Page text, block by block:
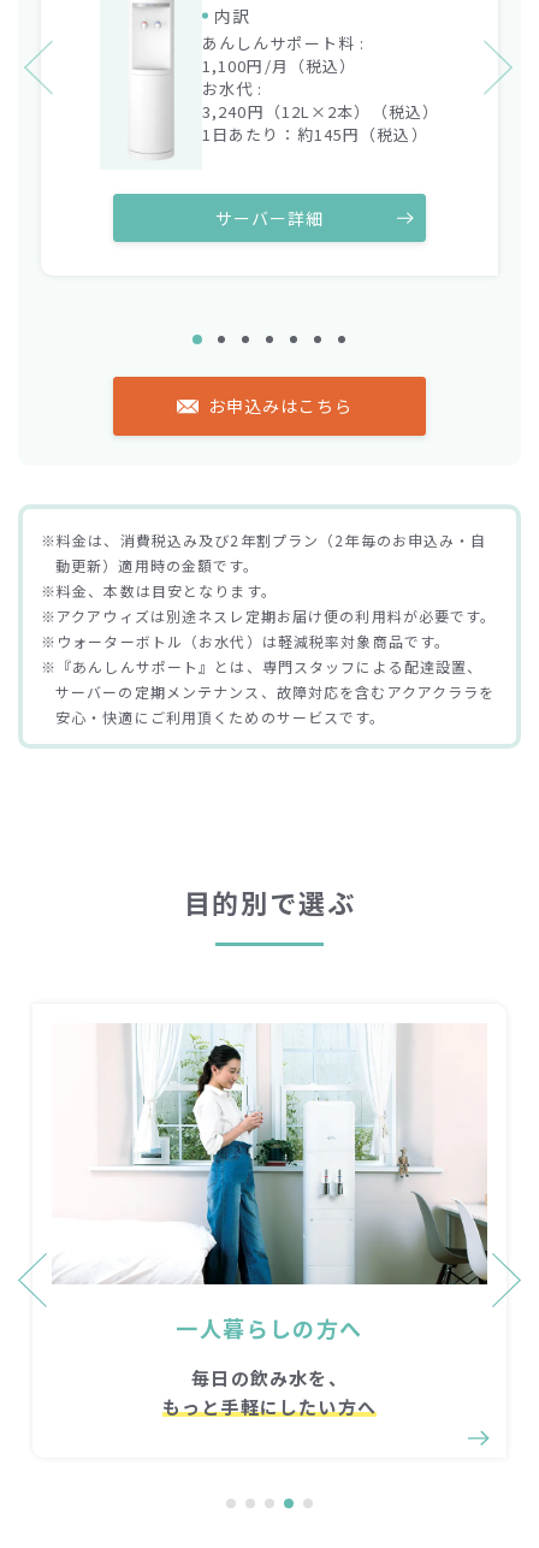
内訳
あんしんサポート料 :
1,100円/月（税込）
お水代 :
3,240円（12L× 2本）（税込）
1日あたり：約145円（税込）
サーバー詳細
お申込みはこちら
※料金は、消費税込み及び2年割プラン（2年毎のお申込み・自
動更新）適用時の金額です。
※料金、本数は目安となります。
※アクアウィズは別途ネスレ定期お届け便の利用料が必要です。
※ウォーターボトル（お水代）は軽減税率対象商品です。
※『あんしんサポート』とは、専門スタッフによる配達設置、
サーバーの定期メンテナンス、故障対応を含むアクアクララを
安心・快適にご利用頂くためのサービスです。
目的別で選ぶ
一人暮らしの方へ
毎日の飲み水を、
もっと手軽にしたい方へ